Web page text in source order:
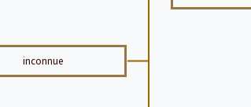
inconnue